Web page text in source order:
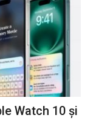
Watch 10 și